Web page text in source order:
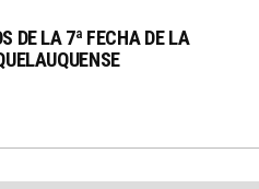
DE LA 7ª FECHA DE LA